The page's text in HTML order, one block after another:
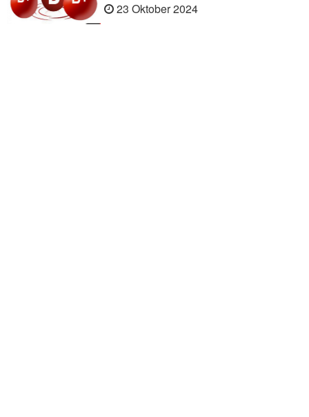
23 Oktober 2024